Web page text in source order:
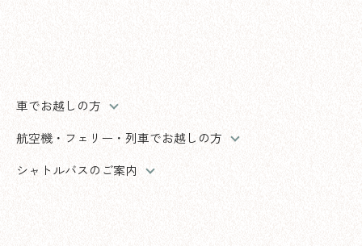
車でお越しの方
航空機・フェリー・列車でお越しの方
シャトルバスのご案内